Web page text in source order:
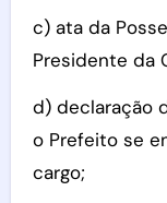
c) ata da
Presidente da
d) declaração
o Prefeito se
cargo;